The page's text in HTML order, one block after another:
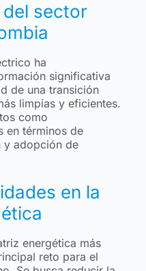
sector
ha
significativa
de una transición
limpias y eficientes.
como
en términos de
y adopción de
en la
energética más
reto para el